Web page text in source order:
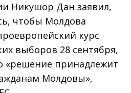
Никушор Дан заявил,
чтобы Молдова
курс
выборов 28 сентября,
«решение принадлежит
Молдовы»,